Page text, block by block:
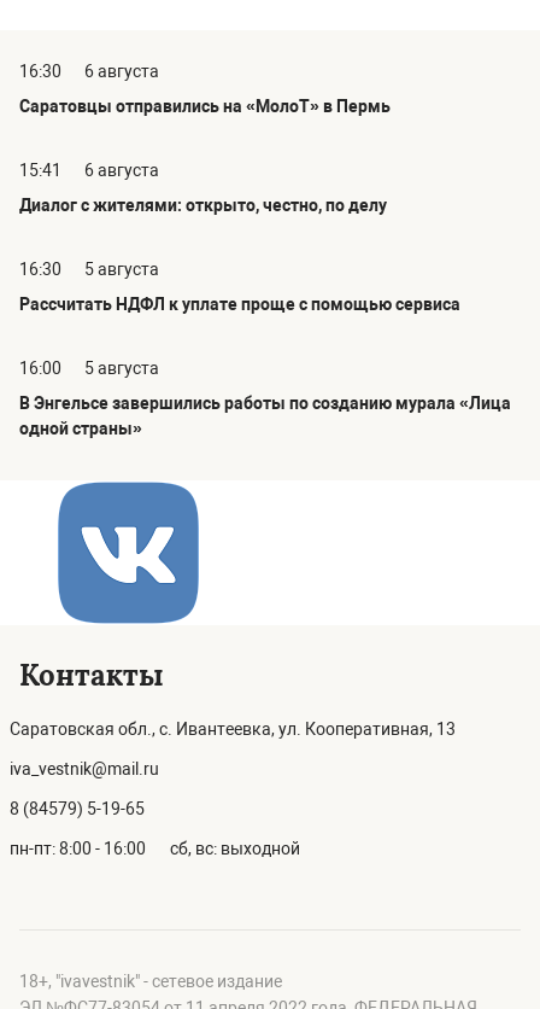
16:30
6 августа
Саратовцы отправились на «МолоТ» в Пермь
15:41
6 августа
Диалог с жителями: открыто, честно, по делу
16:30
5 августа
Рассчитать НДФЛ к уплате проще с помощью сервиса
16:00
5 августа
В Энгельсе завершились работы по созданию мурала «Лица
одной страны»
Контакты
Саратовская обл., с. Ивантеевка, ул. Кооперативная, 13
iva_vestnik@mail.ru
8 (84579) 5-19-65
пн-пт: 8:00 - 16:00 сб, вс: выходной
18+, "ivavestnik" - сетевое издание